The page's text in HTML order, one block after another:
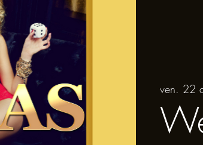
ven. 22